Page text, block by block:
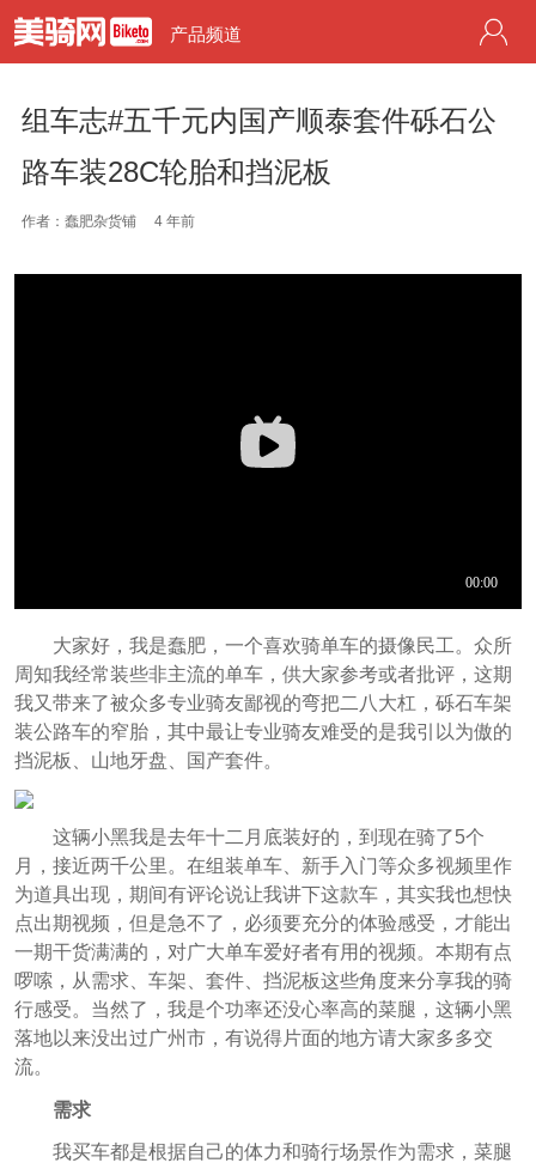
产品频道
组车志#五千元内国产顺泰套件砾石公
路车装28C轮胎和挡泥板
作者：蠢肥杂货铺 4 年前
大家好，我是蠢肥，一个喜欢骑单车的摄像民工。众所
周知我经常装些非主流的单车，供大家参考或者批评，这期
我又带来了被众多专业骑友鄙视的弯把二八大杠，砾石车架
装公路车的窄胎，其中最让专业骑友难受的是我引以为傲的
挡泥板、山地牙盘、国产套件。
这辆小黑我是去年十二月底装好的，到现在骑了5个
月，接近两千公里。在组装单车、新手入门等众多视频里作
为道具出现，期间有评论说让我讲下这款车，其实我也想快
点出期视频，但是急不了，必须要充分的体验感受，才能出
一期干货满满的，对广大单车爱好者有用的视频。本期有点
啰嗦，从需求、车架、套件、挡泥板这些角度来分享我的骑
行感受。当然了，我是个功率还没心率高的菜腿，这辆小黑
落地以来没出过广州市，有说得片面的地方请大家多多交
流。
需求
我买车都是根据自己的体力和骑行场景作为需求，菜腿